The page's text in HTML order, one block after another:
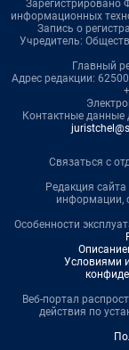
Зарегистрировано
информационных
Запись о
Учредитель:
Главный
Адрес редакции:
Контактные данные
Связаться с
Редакция сайта
информации,
Особенности
Условиями
Веб-портал
действия по